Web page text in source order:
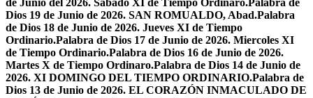
de Junio del 2026. Sabado XI de Tiempo Ordinaro.Palabra de
Dios 19 de Junio de 2026. SAN ROMUALDO, Abad.Palabra
de Dios 18 de Junio de 2026. Jueves XI de Tiempo
Ordinario.Palabra de Dios 17 de Junio de 2026. Miercoles XI
de Tiempo Ordinario.Palabra de Dios 16 de Junio de 2026.
Martes X de Tiempo Ordinaro.Palabra de Dios 14 de Junio de
2026. XI DOMINGO DEL TIEMPO ORDINARIO.Palabra de
Dios 13 de Junio de 2026. EL CORAZÓN INMACULADO DE